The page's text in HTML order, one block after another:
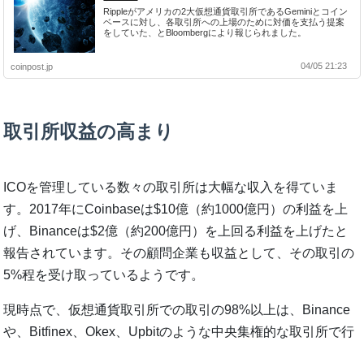
Rippleがアメリカの2大仮想通貨取引所であるGeminiとコイン
ベースに対し、各取引所への上場のために対価を支払う提案
をしていた、とBloombergにより報じられました。
coinpost.jp 04/05 21:23
取引所収益の高まり
ICOを管理している数々の取引所は大幅な収入を得ていま
す。2017年にCoinbaseは$10億（約1000億円）の利益を上
げ、Binanceは$2億（約200億円）を上回る利益を上げたと
報告されています。その顧問企業も収益として、その取引の
5%程を受け取っているようです。
現時点で、仮想通貨取引所での取引の98%以上は、Binance
や、Bitfinex、Okex、Upbitのような中央集権的な取引所で行